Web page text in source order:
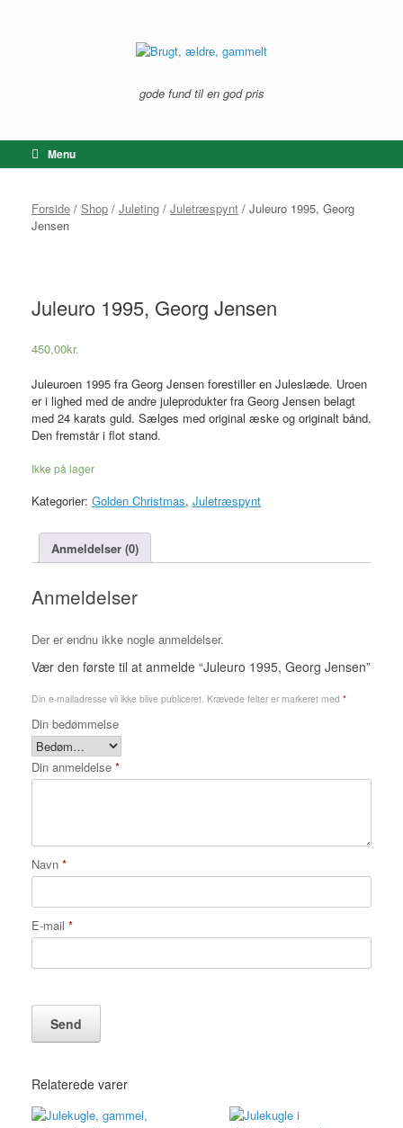
gode fund til en god pris
Menu
Forside / Shop / Juleting / Juletræspynt / Juleuro 1995, Georg
Jensen
Juleuro 1995, Georg Jensen
450,00kr.
Juleuroen 1995 fra Georg Jensen forestiller en Juleslæde. Uroen
er i lighed med de andre juleprodukter fra Georg Jensen belagt
med 24 karats guld. Sælges med original æske og originalt bånd.
Den fremstår i flot stand.
Ikke på lager
Kategorier: Golden Christmas, Juletræspynt
Anmeldelser (0)
Anmeldelser
Der er endnu ikke nogle anmeldelser.
Vær den første til at anmelde “Juleuro 1995, Georg Jensen”
Din e-mailadresse vil ikke blive publiceret. Krævede felter er markeret med *
Din bedømmelse
Din anmeldelse *
Navn *
E-mail *
Relaterede varer